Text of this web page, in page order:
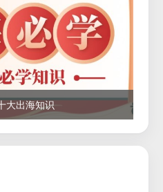
大出海知识